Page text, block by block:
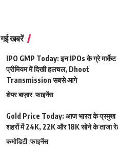
गई खबरें
IPO GMP Today: इन IPOs के ग्रे मार्केट
प्रीमियम में दिखी हलचल, Dhoot
Transmission सबसे आगे
शेयर बाज़ार फाइनेंस
Gold Price Today: आज भारत के प्रमुख
शहरों में 24K, 22K और 18K सोने के ताजा
कमोडिटी फाइनेंस